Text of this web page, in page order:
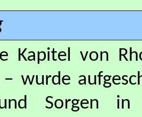
Kapitel von
– wurde
Sorgen in